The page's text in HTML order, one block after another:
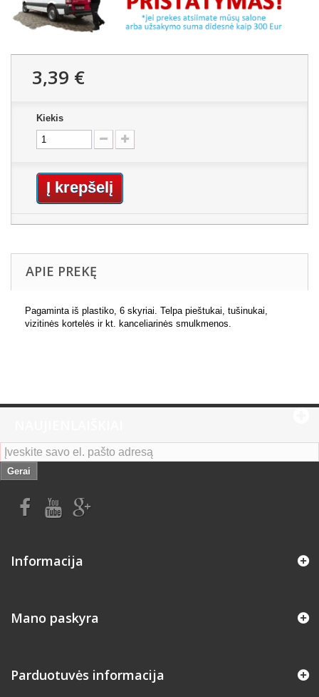
3,39 €
Kiekis
Į krepšelį
APIE PREKĘ
Pagaminta iš plastiko, 6 skyriai. Telpa pieštukai, tušinukai,
vizitinės kortelės ir kt. kanceliarinės smulkmenos.
Gerai
Informacija
Mano paskyra
Parduotuvės informacija